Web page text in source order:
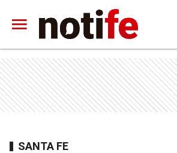
SANTA FE